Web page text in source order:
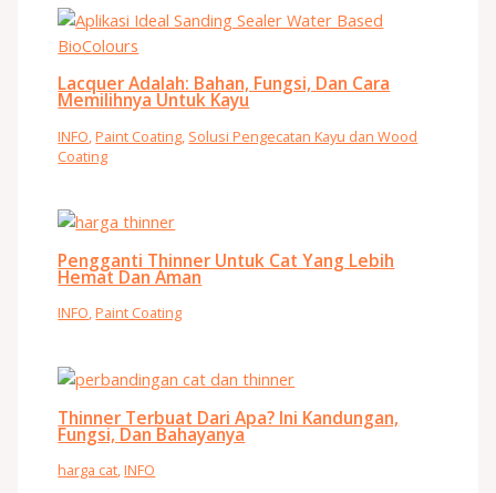
Lacquer Adalah: Bahan, Fungsi, Dan Cara
Memilihnya Untuk Kayu
INFO,Paint Coating, Solusi Pengecatan Kayu dan Wood
Coating
Pengganti Thinner Untuk Cat Yang Lebih
Hemat Dan Aman
INFO,Paint Coating
Thinner Terbuat Dari Apa? Ini Kandungan,
Fungsi, Dan Bahayanya
harga cat,INFO